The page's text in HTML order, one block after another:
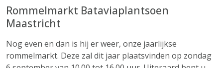
Rommelmarkt Bataviaplantsoen
Maastricht
Nog even en dan is hij er weer, onze jaarlijkse
rommelmarkt. Deze zal dit jaar plaatsvinden op zondag